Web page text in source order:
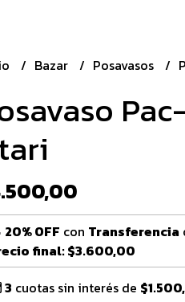
Bazar Posavasos
20% OFF con Transferencia
final:$3.600,00
3 cuotas sin interés de